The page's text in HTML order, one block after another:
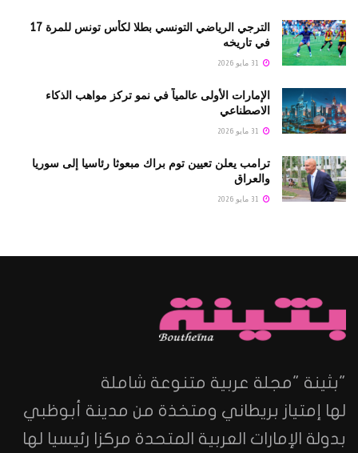
الترجي الرياضي التونسي بطلا لكأس تونس للمرة 17
في تاريخه
الإمارات الأولى عالمياً في نمو تركز مواهب الذكاء
الاصطناعي
ترامب يعلن تعيين توم براك مبعوثا رئاسيا إلى سوريا
والعراق
"بثينة "مجلة عربية متنوعة شاملة
لها إمتياز بريطاني ومتخذة من مدينة أبوظبي
بدولة الإمارات العربية المتحدة مركزا رئيسيا لها